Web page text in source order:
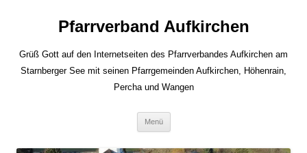
Pfarrverband Aufkirchen
Grüß Gott auf den Internetseiten des Pfarrverbandes Aufkirchen am
Starnberger See mit seinen Pfarrgemeinden Aufkirchen, Höhenrain,
Percha und Wangen
Menü